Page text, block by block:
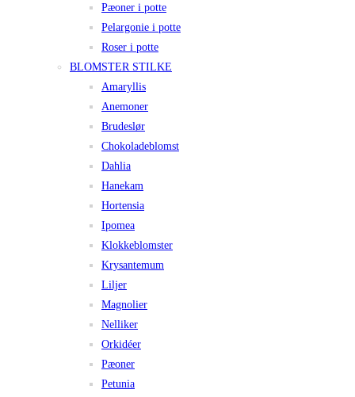
Pæoner i potte
Pelargonie i potte
Roser i potte
BLOMSTER STILKE
Amaryllis
Anemoner
Brudeslør
Chokoladeblomst
Dahlia
Hanekam
Hortensia
Ipomea
Klokkeblomster
Krysantemum
Liljer
Magnolier
Nelliker
Orkidéer
Pæoner
Petunia